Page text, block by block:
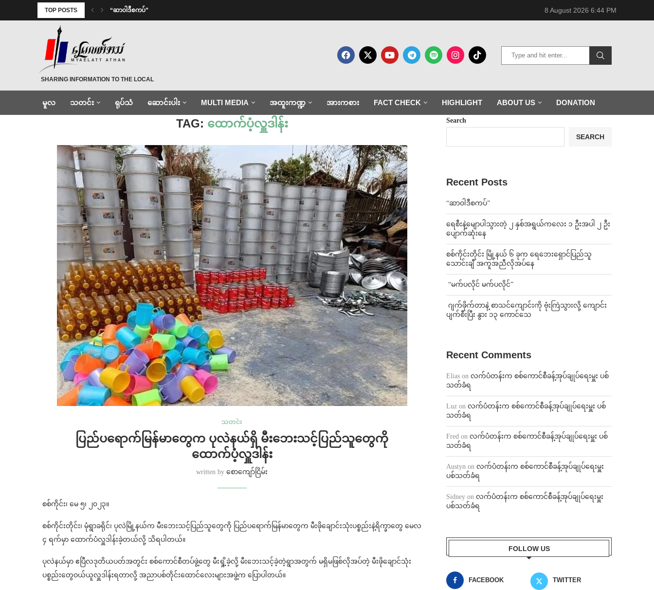
TOP POSTS “ဆာဝါဒီစကပ်” 8 August 2026 6:44 PM
MYAELATT ATHAN
SHARING INFORMATION TO THE LOCAL
မူလ သတင်း ရုပ်သံ ဆောင်းပါး MULTI MEDIA အထူးကဏ္ဍ အားကစား FACT CHECK HIGHLIGHT ABOUT US DONATION
Home ထောက်ပံ့လှူဒါန်း
TAG: ထောက်ပံ့လှူဒါန်း
သတင်း
ပြည်ပရောက်မြန်မာတွေက ပုလဲနယ်ရှိ မီးဘေးသင့်ပြည်သူတွေကို
ထောက်ပံ့လှူဒါန်း
written byစောကျော်ငြိမ်း
စစ်ကိုင်း၊ မေ ၅၊ ၂၀၂၃။
စစ်ကိုင်းတိုင်း၊ မုံရွာခရိုင်၊ ပုလဲမြို့နယ်က မီးဘေးသင့်ပြည်သူတွေကို ပြည်ပရောက်မြန်မာတွေက မီးဖိုချောင်းသုံးပစ္စည်းနဲ့ရိက္ခာတွေ မေလ
၄ ရက်မှာ ထောက်ပံလှူဒါန်းခဲ့တယ်လို့ သိရပါတယ်။
ပုလဲနယ်မှာ ဧပြီလဒုတိယပတ်အတွင်း စစ်ကောင်စီတပ်ဖွဲ့တွေ မီးရှို့ခဲ့လို့ မီးဘေးသင့်ခဲ့တဲ့ရွာအတွက် မရှိမဖြစ်လိုအပ်တဲ့ မီးဖိုချောင်သုံး
ပစ္စည်းတွေဝယ်ယူလှူဒါန်းရတာလို့ အညာပစ်တိုင်းထောင်လေးများအဖွဲ့က ပြောပါတယ်။
Search
SEARCH
Recent Posts
“ဆာဝါဒီစကပ်”
ရေစီးနဲ့မျောပါသွားတဲ့ ၂ နှစ်အရွယ်ကလေး ၁ ဦးအပါ ၂ ဦး
ပျောက်ဆုံးနေ
စစ်ကိုင်းတိုင်း မြို့နယ် ၆ ခုက ရေဘေးရှောင်ပြည်သူ
သောင်းချီ အကူအညီလိုအပ်နေ
⁨ ⁨“မက်ပလိုင် မက်ပလိုင်”
⁨⁩ ⁨ဂျက်ဖိုက်တာနဲ့ စာသင်ကျောင်းကို ဗုံးကြဲသွားလို့ ကျောင်း
ပျက်စီးပြီး နွား ၁၃ ကောင်သေ
Recent Comments
Elias on လက်ပံတန်းက စစ်ကောင်စီခန့်အုပ်ချုပ်ရေးမှူး ပစ်
သတ်ခံရ
Luz on လက်ပံတန်းက စစ်ကောင်စီခန့်အုပ်ချုပ်ရေးမှူး ပစ်
သတ်ခံရ
Fred on လက်ပံတန်းက စစ်ကောင်စီခန့်အုပ်ချုပ်ရေးမှူး ပစ်
သတ်ခံရ
Austyn on လက်ပံတန်းက စစ်ကောင်စီခန့်အုပ်ချုပ်ရေးမှူး
ပစ်သတ်ခံရ
Sidney on လက်ပံတန်းက စစ်ကောင်စီခန့်အုပ်ချုပ်ရေးမှူး
ပစ်သတ်ခံရ
FOLLOW US
FACEBOOK TWITTER